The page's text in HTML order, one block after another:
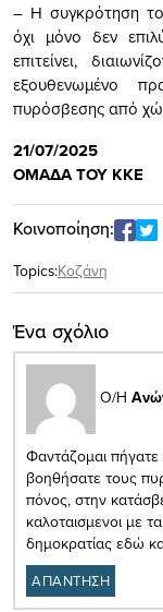
– Η συγκρότηση
όχι μόνο δεν
επιτείνει,
εξουθενωμένο
πυρόσβεσης από
21/07/2025
ΟΜΑΔΑ ΤΟΥ ΚΚΕ
Κοινοποίηση:
Topics:Κοζάνη
Ένα σχόλιο
Ο/Η
Φαντάζομαι
βοηθήσατε τους
πόνος, στην
καλοταισμενοι με
δημοκρατίας εδώ
ΑΠΑΝΤΗΣΗ